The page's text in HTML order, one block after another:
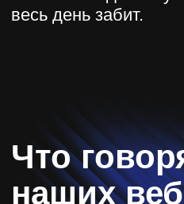
Зарегистрироваться